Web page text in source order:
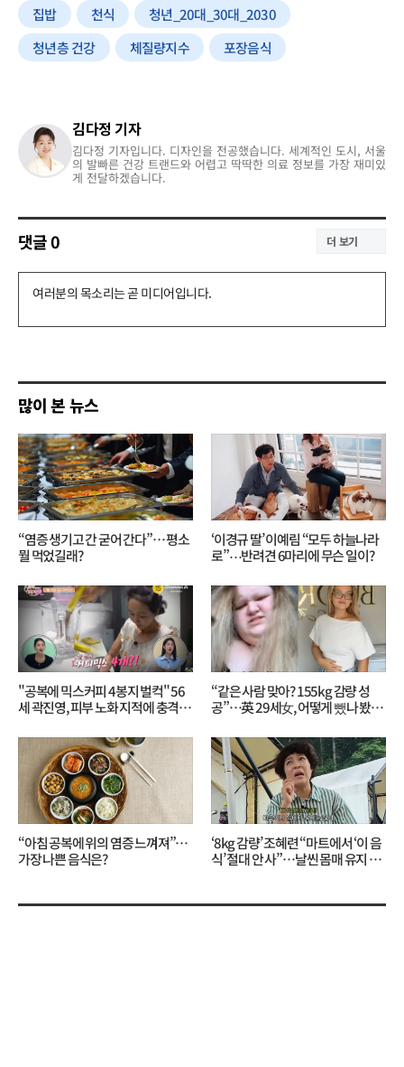
집밥
천식
청년_20대_30대_2030
청년층 건강
체질량지수 포장음식
김다정 기자
김다정 기자입니다. 디자인을 전공했습니다. 세계적인 도시, 서울
의 발빠른 건강 트랜드와 어렵고 딱딱한 의료 정보를 가장 재미있
게 전달하겠습니다.
댓글0 더 보기
댓
기
많이 본 뉴스
“염증 생기고 간 굳어 간다”… 평소
뭘 먹었길래?
‘이경규 딸’ 이예림 “모두 하늘나라
로”⋯반려견 6마리에 무슨 일이?
"공복에 믹스커피 4봉지 벌컥" 56
세 곽진영, 피부 노화 지적에 충격…
“같은 사람 맞아? 155kg 감량 성
공”…英 29세女, 어떻게 뺐나 봤더
“아침 공복에 위의 염증 느껴져”…
가장 나쁜 음식은?
‘8kg 감량’ 조혜련 “마트에서 ‘이 음
식’ 절대 안 사”…날씬 몸매 유지 비